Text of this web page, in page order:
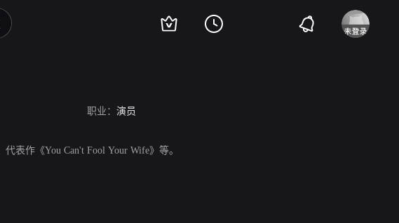
职业： 演员
表作《You Can't Fool Your Wife》等。